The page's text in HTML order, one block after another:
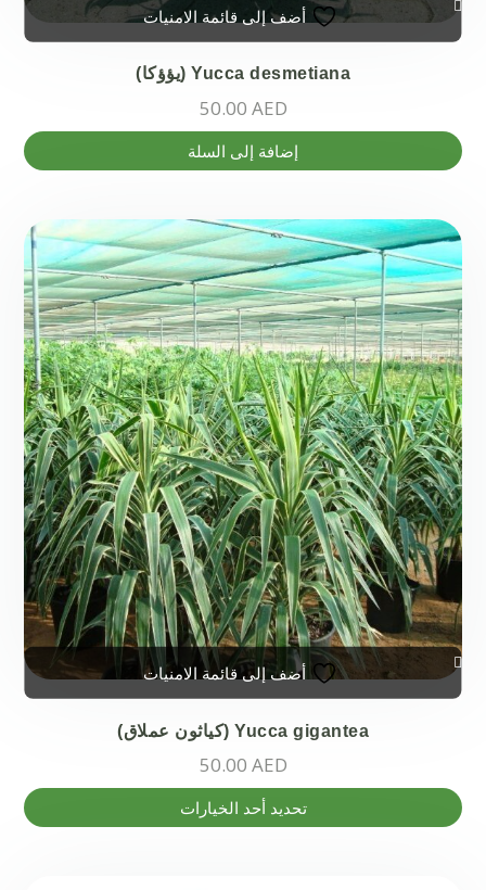
Yucca desmetiana (يؤؤكا)
50.00 AED
إضافة إلى السلة
أضف إلى قائمة الامنيات
Yucca gigantea (كياثون عملاق)
50.00 AED
تحديد أحد الخيارات
هناك
العديد
أضف إلى قائمة الامنيات